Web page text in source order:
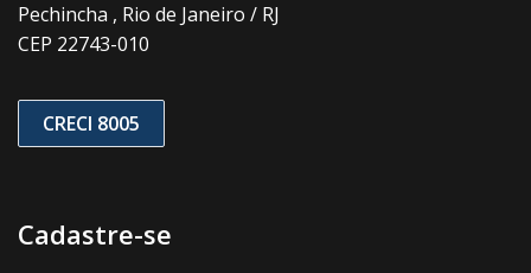
Pechincha , Rio de Janeiro / RJ
CEP 22743-010
CRECI 8005
Cadastre-se